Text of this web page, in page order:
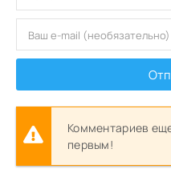
Комментариев
первым!